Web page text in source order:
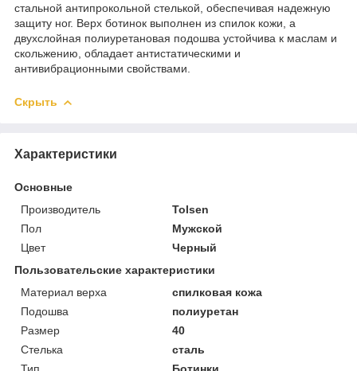
стальной антипрокольной стелькой, обеспечивая надежную
защиту ног. Верх ботинок выполнен из спилок кожи, а
двухслойная полиуретановая подошва устойчива к маслам и
скольжению, обладает антистатическими и
антивибрационными свойствами.
Скрыть
Характеристики
Основные
Производитель
Tolsen
Пол
Мужской
Цвет
Черный
Пользовательские характеристики
Материал верха
спилковая кожа
Подошва
полиуретан
Размер
40
Стелька
сталь
Тип
Ботинки